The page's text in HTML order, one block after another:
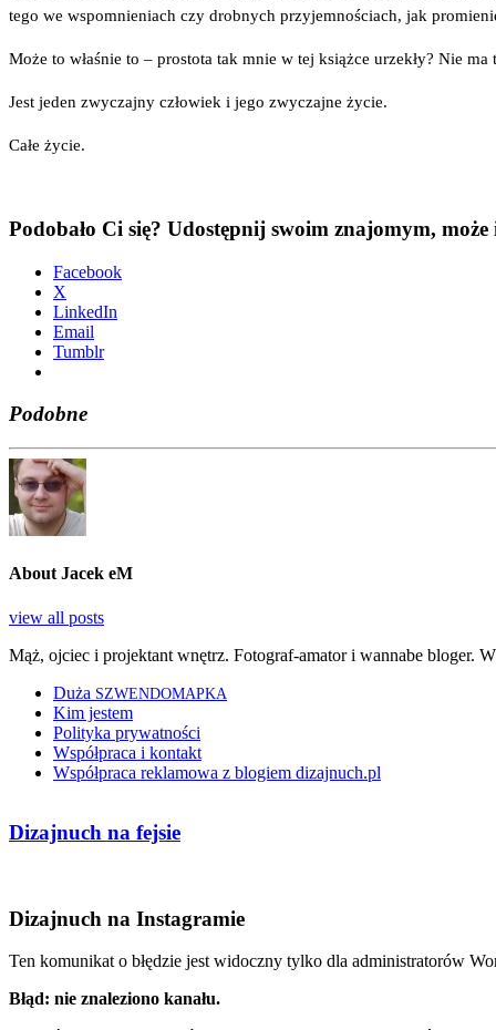
te­go we wspo­mnie­niach czy drob­nych przy­jem­no­ściach, jak
Może to wła­śnie to – pro­sto­ta tak mnie w tej książ­ce urze­kły? Nie
Jest jeden zwy­czaj­ny czło­wiek i jego zwy­czaj­ne życie.
Całe życie.
Podobało Ci się? Udostępnij swoim znajomym, może
Face­bo­ok
X
Lin­ke­dIn
Ema­il
Tum­blr
Podobne
About Jacek eM
view all posts
Mąż, ojciec i projektant wnętrz. Fotograf-amator i wannabe bloger.
Duża SZWENDOMAPKA
Kim jestem
Polityka prywatności
Współpraca i kontakt
Współpraca reklamowa z blogiem dizajnuch.pl
Dizajnuch na fejsie
Dizajnuch na Instagramie
Ten komunikat o błędzie jest widoczny tylko dla administratorów
Błąd: nie znaleziono kanału.